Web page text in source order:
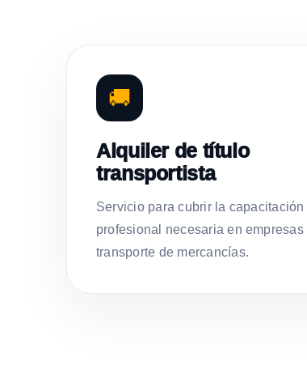
🚚
Alquiler de título
transportista
Servicio para cubrir la capacitación
profesional necesaria en empresas
transporte de mercancías.